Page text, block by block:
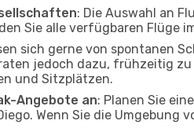
: Die Auswahl an
Sie alle verfügbaren Flüge
sich gerne von spontanen
jedoch dazu, frühzeitig
und Sitzplätzen.
Angebote an: Planen Sie
Wenn Sie die Umgebung